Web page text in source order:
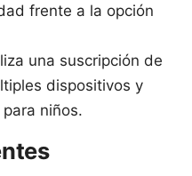
frente a la opción
una suscripción de
dispositivos y
niños.